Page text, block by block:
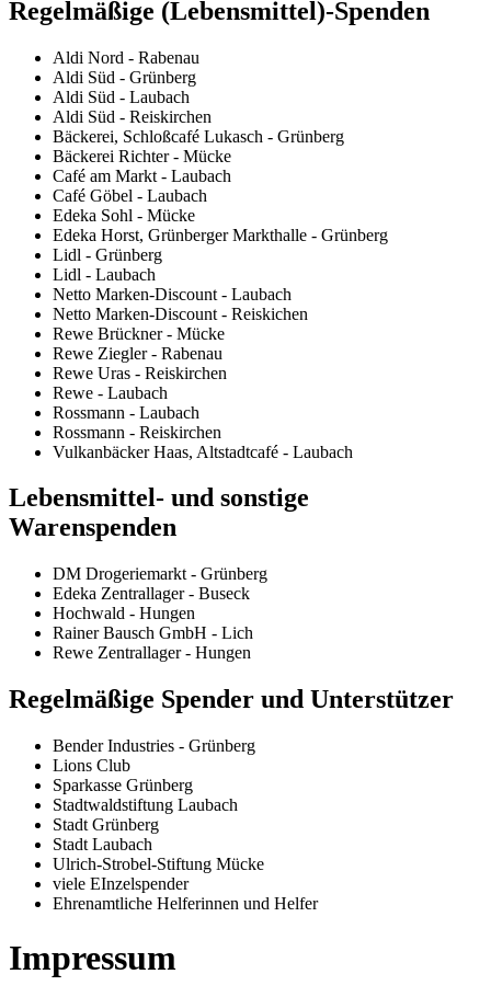
Regelmäßige (Lebensmittel)-Spenden
Aldi Nord - Rabenau
Aldi Süd - Grünberg
Aldi Süd - Laubach
Aldi Süd - Reiskirchen
Bäckerei, Schloßcafé Lukasch - Grünberg
Bäckerei Richter - Mücke
Café am Markt - Laubach
Café Göbel - Laubach
Edeka Sohl - Mücke
Edeka Horst, Grünberger Markthalle - Grünberg
Lidl - Grünberg
Lidl - Laubach
Netto Marken-Discount - Laubach
Netto Marken-Discount - Reiskichen
Rewe Brückner - Mücke
Rewe Ziegler - Rabenau
Rewe Uras - Reiskirchen
Rewe - Laubach
Rossmann - Laubach
Rossmann - Reiskirchen
Vulkanbäcker Haas, Altstadtcafé - Laubach
Lebensmittel- und sonstige
Warenspenden
DM Drogeriemarkt - Grünberg
Edeka Zentrallager - Buseck
Hochwald - Hungen
Rainer Bausch GmbH - Lich
Rewe Zentrallager - Hungen
Regelmäßige Spender und Unterstützer
Bender Industries - Grünberg
Lions Club
Sparkasse Grünberg
Stadtwaldstiftung Laubach
Stadt Grünberg
Stadt Laubach
Ulrich-Strobel-Stiftung Mücke
viele EInzelspender
Ehrenamtliche Helferinnen und Helfer
Impressum